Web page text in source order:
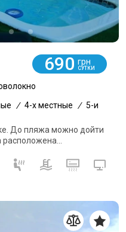
690 грн
СУТКИ
/ 4-x местные / 5-и
До пляжа можно дойти